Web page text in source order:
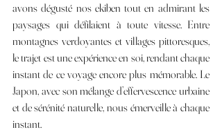
avons dégusté nos ekiben tout en admirant les
paysages qui défilaient à toute vitesse. Entre
montagnes verdoyantes et villages pittoresques,
le trajet est une expérience en soi, rendant chaque
instant de ce voyage encore plus mémorable. Le
Japon, avec son mélange d’effervescence urbaine
et de sérénité naturelle, nous émerveille à chaque
instant.